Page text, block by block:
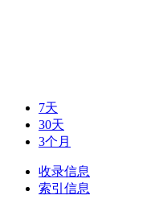
7天
30天
3个月
收录信息
索引信息